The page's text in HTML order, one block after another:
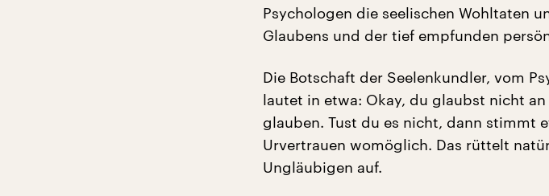
Psychologen die seelischen Wohltaten
Glaubens und der tief empfunden
Die Botschaft der Seelenkundler, vom
lautet in etwa: Okay, du glaubst nicht
glauben. Tust du es nicht, dann stimmt
Urvertrauen womöglich. Das rüttelt
Ungläubigen auf.